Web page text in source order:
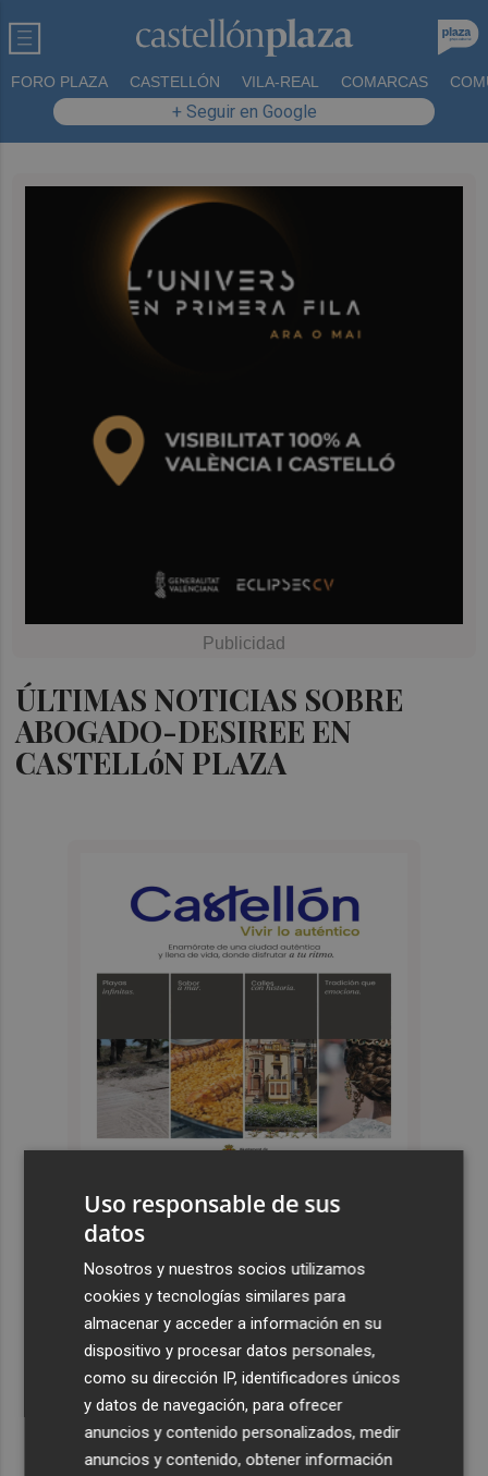
FORO PLAZA CASTELLÓN VILA-REAL COMARCAS
+ Seguir en Google
ÚLTIMAS NOTICIAS SOBRE
ABOGADO-DESIREE EN
CASTELLóN PLAZA
Últimas Noticias
Castelló apuesta por convertir el eclipse en un referente
científico: recibirá a un gran equipo de expertos
El Villarreal anuncia a sus seis capitanes: Gerard
Moreno, Foyth, Comesaña, Ayoze, Cardona y Logan
Costa
Más problemas en el lateral derecho: Monferrer sufre
una lesión muscular
Uso responsable de sus
datos
Nosotros y nuestros socios utilizamos
cookies y tecnologías similares para
almacenar y acceder a información en su
dispositivo y procesar datos personales,
como su dirección IP, identificadores únicos
y datos de navegación, para ofrecer
anuncios y contenido personalizados, medir
anuncios y contenido, obtener información